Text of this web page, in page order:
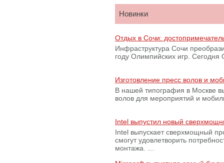
Новинки
Отдых в Сочи:
Инфраструктура Сочи
году Олимпийских игр.
Изготовление пресс волов и
В нашей типография в Москве
волов для мероприятий и
Intel выпустил новый
Intel выпускает сверхмощный
смогут удовлетворить
монтажа. …